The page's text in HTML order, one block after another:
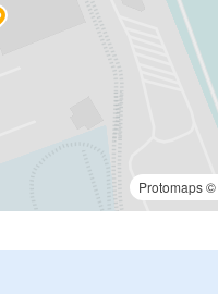
Protomaps©